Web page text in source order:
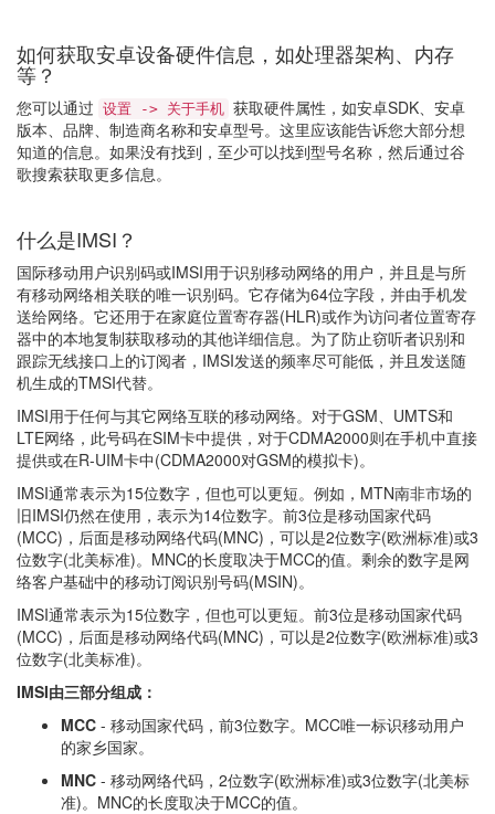
如何获取安卓设备硬件信息，如处理器架构、内存
等？
您可以通过 设置 -> 关于手机 获取硬件属性，如安卓SDK、安卓
版本、品牌、制造商名称和安卓型号。这里应该能告诉您大部分想
知道的信息。如果没有找到，至少可以找到型号名称，然后通过谷
歌搜索获取更多信息。
什么是IMSI？
国际移动用户识别码或IMSI用于识别移动网络的用户，并且是与所
有移动网络相关联的唯一识别码。它存储为64位字段，并由手机发
送给网络。它还用于在家庭位置寄存器(HLR)或作为访问者位置寄存
器中的本地复制获取移动的其他详细信息。为了防止窃听者识别和
跟踪无线接口上的订阅者，IMSI发送的频率尽可能低，并且发送随
机生成的TMSI代替。
IMSI用于任何与其它网络互联的移动网络。对于GSM、UMTS和
LTE网络，此号码在SIM卡中提供，对于CDMA2000则在手机中直接
提供或在R-UIM卡中(CDMA2000对GSM的模拟卡)。
IMSI通常表示为15位数字，但也可以更短。例如，MTN南非市场的
旧IMSI仍然在使用，表示为14位数字。前3位是移动国家代码
(MCC)，后面是移动网络代码(MNC)，可以是2位数字(欧洲标准)或3
位数字(北美标准)。MNC的长度取决于MCC的值。剩余的数字是网
络客户基础中的移动订阅识别号码(MSIN)。
IMSI通常表示为15位数字，但也可以更短。前3位是移动国家代码
(MCC)，后面是移动网络代码(MNC)，可以是2位数字(欧洲标准)或3
位数字(北美标准)。
IMSI由三部分组成：
MCC - 移动国家代码，前3位数字。MCC唯一标识移动用户
的家乡国家。
MNC - 移动网络代码，2位数字(欧洲标准)或3位数字(北美标
准)。MNC的长度取决于MCC的值。